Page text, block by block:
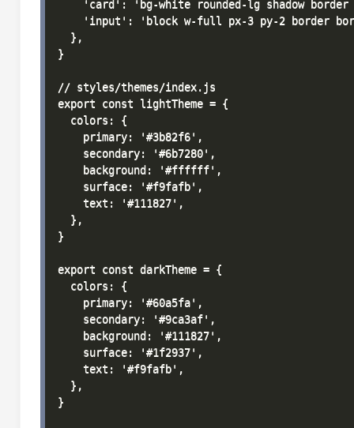
'card': 'bg-white rounded-lg shadow border
'input': 'block w-full px-3 py-2 border
  },
}
// styles/themes/index.js
export const lightTheme = {
  colors: {
    primary: '#3b82f6',
    secondary: '#6b7280',
    background: '#ffffff',
    surface: '#f9fafb',
    text: '#111827',
  },
}
export const darkTheme = {
  colors: {
    primary: '#60a5fa',
    secondary: '#9ca3af',
    background: '#111827',
    surface: '#1f2937',
    text: '#f9fafb',
  },
}